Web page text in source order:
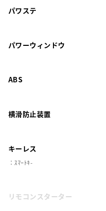
パワステ
パワーウィンドウ
ABS
横滑防止装置
キーレス
：ｽﾏｰﾄｷ-
リモコンスターター